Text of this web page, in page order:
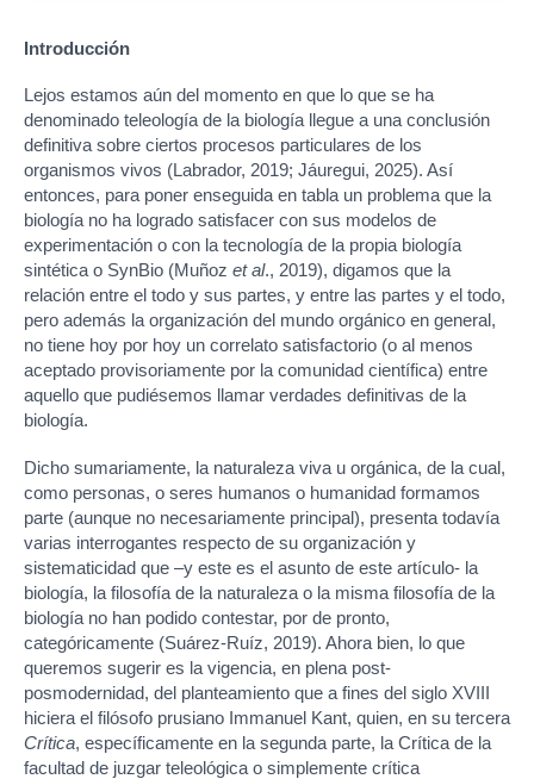
Introducción
Lejos estamos aún del momento en que lo que se ha
denominado teleología de la biología llegue a una conclusión
definitiva sobre ciertos procesos particulares de los
organismos vivos (Labrador, 2019; Jáuregui, 2025). Así
entonces, para poner enseguida en tabla un problema que la
biología no ha logrado satisfacer con sus modelos de
experimentación o con la tecnología de la propia biología
sintética o SynBio (Muñoz et al., 2019), digamos que la
relación entre el todo y sus partes, y entre las partes y el todo,
pero además la organización del mundo orgánico en general,
no tiene hoy por hoy un correlato satisfactorio (o al menos
aceptado provisoriamente por la comunidad científica) entre
aquello que pudiésemos llamar verdades definitivas de la
biología.
Dicho sumariamente, la naturaleza viva u orgánica, de la cual,
como personas, o seres humanos o humanidad formamos
parte (aunque no necesariamente principal), presenta todavía
varias interrogantes respecto de su organización y
sistematicidad que –y este es el asunto de este artículo- la
biología, la filosofía de la naturaleza o la misma filosofía de la
biología no han podido contestar, por de pronto,
categóricamente (Suárez-Ruíz, 2019). Ahora bien, lo que
queremos sugerir es la vigencia, en plena post-
posmodernidad, del planteamiento que a fines del siglo XVIII
hiciera el filósofo prusiano Immanuel Kant, quien, en su tercera
Crítica, específicamente en la segunda parte, la Crítica de la
facultad de juzgar teleológica o simplemente crítica